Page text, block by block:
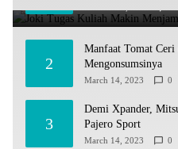
2
Manfaat Tomat Ceri
Mengonsumsinya
March 14, 2023 0
3
Demi Xpander,
Pajero Sport
March 14, 2023 0